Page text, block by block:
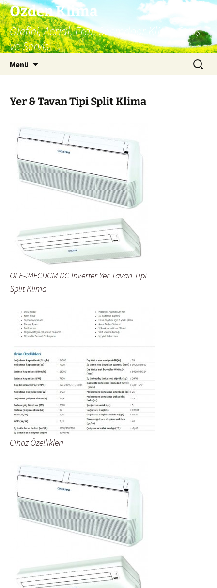
İçeriğe
atlaÖzden Klima
Olefini, Aerial, Fral, Seemdoor Klima Satış
ve Servis
Menü Arama:
Yer & Tavan Tipi Split Klima
OLE-24FCDCM DC Inverter Yer Tavan Tipi
Split Klima
Cihaz Özellikleri